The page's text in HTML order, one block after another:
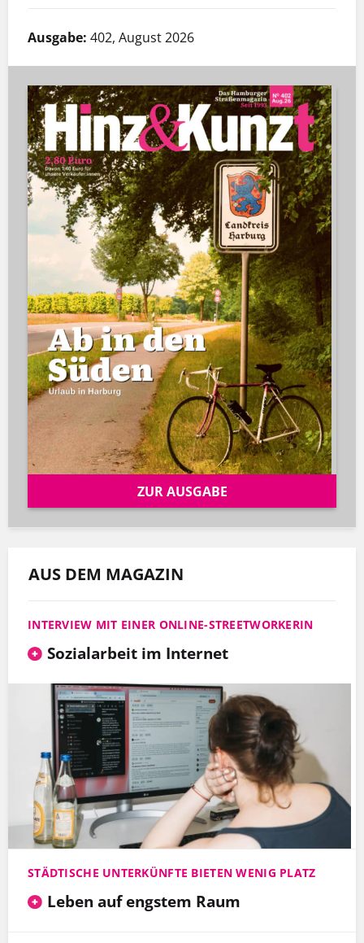
Ausgabe: 402, August 2026
ZUR AUSGABE
AUS DEM MAGAZIN
INTERVIEW MIT EINER ONLINE-STREETWORKERIN
Sozialarbeit im Internet
STÄDTISCHE UNTERKÜNFTE BIETEN WENIG PLATZ
Leben auf engstem Raum